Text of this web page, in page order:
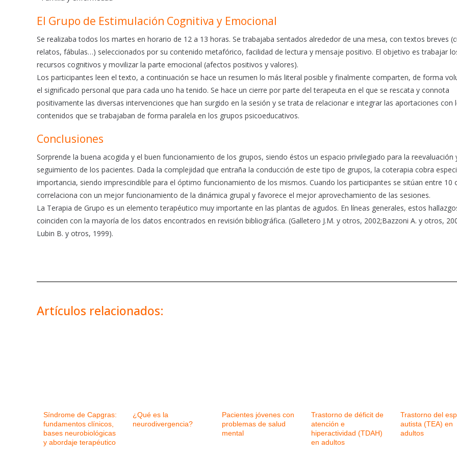
El Grupo de Estimulación Cognitiva y Emocional
Se realizaba todos los martes en horario de 12 a 13 horas. Se trabajaba sentados alrededor de una mesa, con textos breves
relatos, fábulas…) seleccionados por su contenido metafórico, facilidad de lectura y mensaje positivo. El objetivo es trabajar
recursos cognitivos y movilizar la parte emocional (afectos positivos y valores).
Los participantes leen el texto, a continuación se hace un resumen lo más literal posible y finalmente comparten, de forma
el significado personal que para cada uno ha tenido. Se hace un cierre por parte del terapeuta en el que se rescata y connota
positivamente las diversas intervenciones que han surgido en la sesión y se trata de relacionar e integrar las aportaciones con
contenidos que se trabajaban de forma paralela en los grupos psicoeducativos.
Conclusiones
Sorprende la buena acogida y el buen funcionamiento de los grupos, siendo éstos un espacio privilegiado para la reevaluación
seguimiento de los pacientes. Dada la complejidad que entraña la conducción de este tipo de grupos, la coterapia cobra
importancia, siendo imprescindible para el óptimo funcionamiento de los mismos. Cuando los participantes se sitúan entre 10
correlaciona con un mejor funcionamiento de la dinámica grupal y favorece el mejor aprovechamiento de las sesiones.
La Terapia de Grupo es un elemento terapéutico muy importante en las plantas de agudos. En líneas generales, estos
coinciden con la mayoría de los datos encontrados en revisión bibliográfica. (Galletero J.M. y otros, 2002;Bazzoni A. y otros,
Lubin B. y otros, 1999).
Artículos relacionados:
Síndrome de Capgras:
fundamentos clínicos,
bases neurobiológicas
y abordaje terapéutico
¿Qué es la
neurodivergencia?
Pacientes jóvenes con
problemas de salud
mental
Trastorno de déficit de
atención e
hiperactividad (TDAH)
en adultos
Trastorno del
autista (TEA) en
adultos